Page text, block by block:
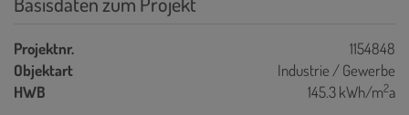
Projektnr.
1154848
Objektart
Industrie / Gewerbe
HWB
145.3 kWh/m2a